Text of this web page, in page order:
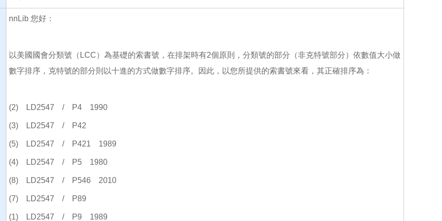
nnLib 您好：
以美國國會分類號（LCC）為基礎的索書號，在排架時有2個原則，分類號的部分（非克特號部分）依數值大小做
數字排序，克特號的部分則以十進的方式做數字排序。因此，以您所提供的索書號來看，其正確排序為：
(2) LD2547 / P4 1990
(3) LD2547 / P42
(5) LD2547 / P421 1989
(4) LD2547 / P5 1980
(8) LD2547 / P546 2010
(7) LD2547 / P89
(1) LD2547 / P9 1989